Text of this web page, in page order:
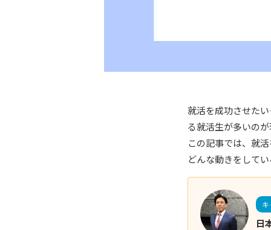
就活を成功させた
る就活生が多いの
この記事では、就
どんな動きをして
日